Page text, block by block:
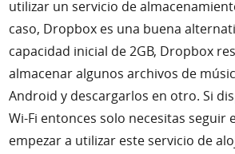
utilizar un servicio de
caso, Dropbox es una buena
capacidad inicial de 2GB, Dropbox
almacenar algunos archivos de
Android y descargarlos en otro. Si
Wi-Fi entonces solo necesitas seguir
empezar a utilizar este servicio de